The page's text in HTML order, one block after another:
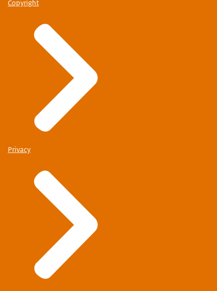
Copyright
Privacy